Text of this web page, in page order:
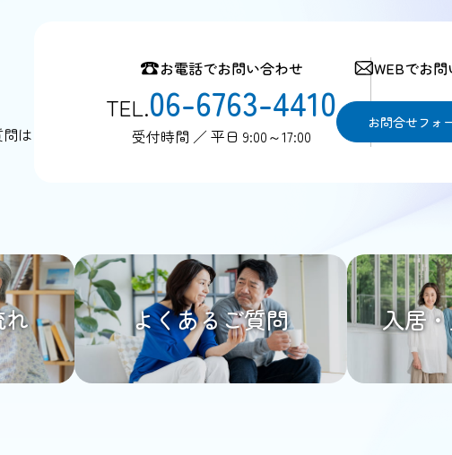
は
お電話でお問い合わせ
TEL.06-6763-4410
受付時間 ／ 平日 9:00～17:00
WEBでお
お問合せフォ
れ よくあるご質問 入居